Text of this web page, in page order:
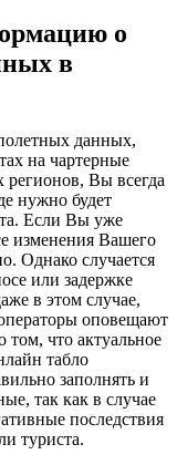
о
в
данных,
на чартерные
Вы всегда
нужно будет
Если Вы уже
изменения Вашего
Однако случается
или задержке
в этом случае,
оповещают
том, что актуальное
табло
заполнять и
так как в случае
последствия
туриста.